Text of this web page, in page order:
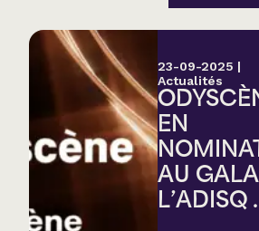
23-09-2025 |
Actualités
EN
AU
L’ADISQ